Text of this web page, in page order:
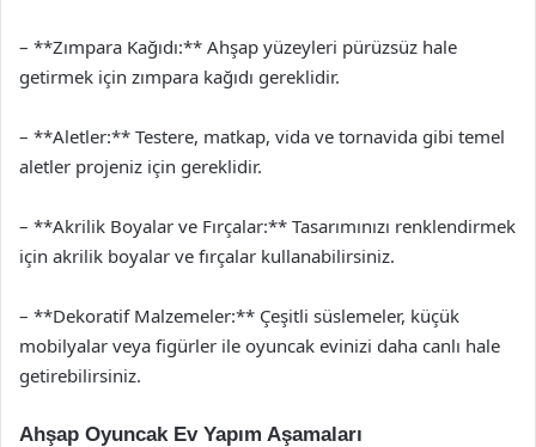
– **Zımpara Kağıdı:** Ahşap yüzeyleri pürüzsüz hale
getirmek için zımpara kağıdı gereklidir.
– **Aletler:** Testere, matkap, vida ve tornavida gibi temel
aletler projeniz için gereklidir.
– **Akrilik Boyalar ve Fırçalar:** Tasarımınızı renklendirmek
için akrilik boyalar ve fırçalar kullanabilirsiniz.
– **Dekoratif Malzemeler:** Çeşitli süslemeler, küçük
mobilyalar veya figürler ile oyuncak evinizi daha canlı hale
getirebilirsiniz.
Ahşap Oyuncak Ev Yapım Aşamaları